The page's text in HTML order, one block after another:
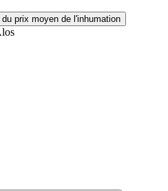
du prix moyen de l'inhumation